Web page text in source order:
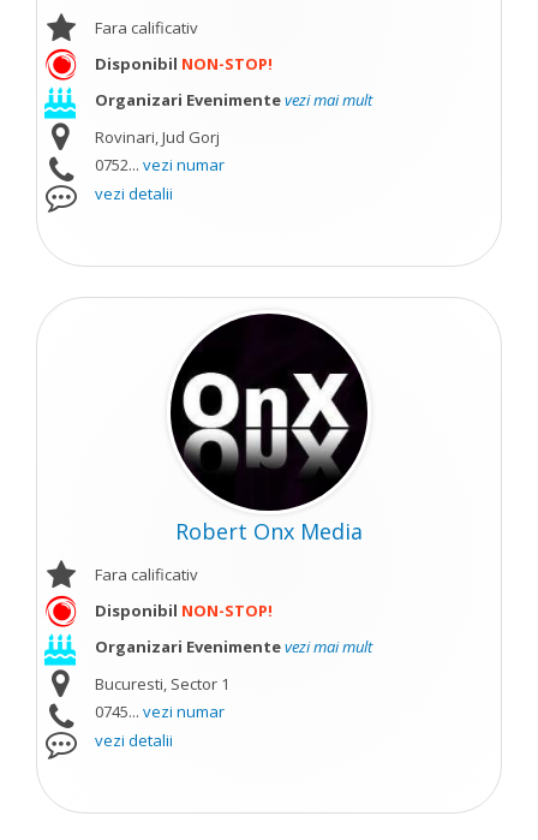
Fara calificativ
Disponibil NON-STOP!
Organizari Evenimentevezi mai mult
Rovinari, Jud Gorj
0752... vezi numar
vezi detalii
Robert Onx Media
Fara calificativ
Disponibil NON-STOP!
Organizari Evenimentevezi mai mult
Bucuresti, Sector 1
0745... vezi numar
vezi detalii